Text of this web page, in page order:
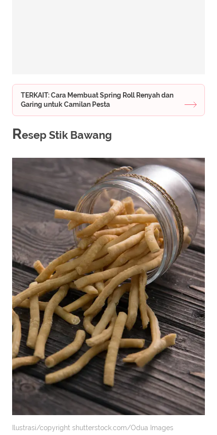
TERKAIT: Cara Membuat Spring Roll Renyah dan
Garing untuk Camilan Pesta
Resep Stik Bawang
Ilustrasi/copyright shutterstock.com/Odua Images